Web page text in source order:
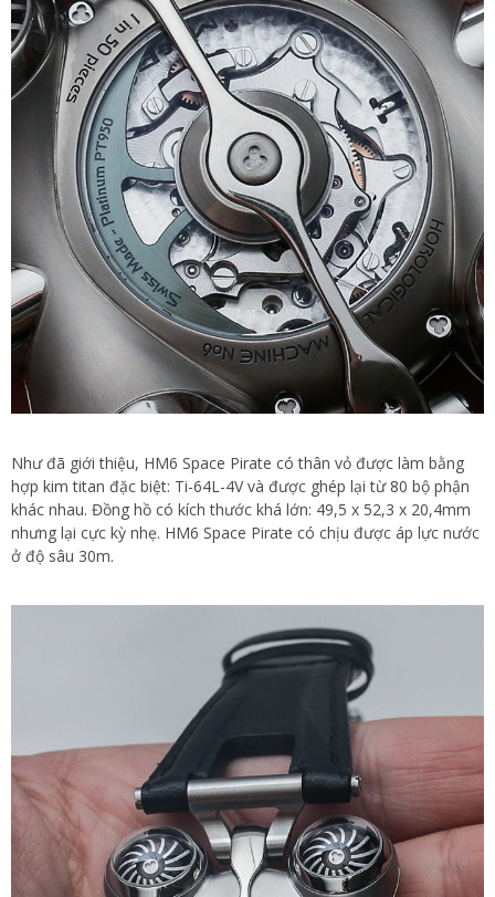
Như đã giới thiệu, HM6 Space Pirate có thân vỏ được làm bằng
hợp kim titan đặc biệt: Ti-64L-4V và được ghép lại từ 80 bộ phận
khác nhau. Đồng hồ có kích thước khá lớn: 49,5 x 52,3 x 20,4mm
nhưng lại cực kỳ nhẹ. HM6 Space Pirate có chịu được áp lực nước
ở độ sâu 30m.